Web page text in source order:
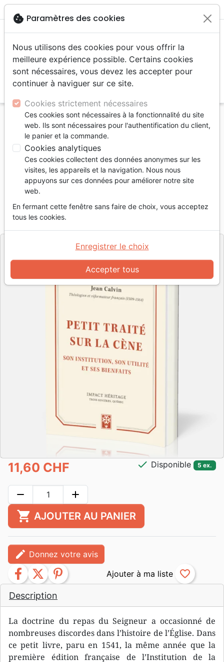
menu
Accueil Livres Eglise
Service
Petit traité sur la Cène - Son institution, son utilité
et ses bienfaits
Petit traité sur la Cène
Son institution, son utilité et ses bienfaits
Auteur :
RéférencePC7329 EAN9782924773291
Impact Héritage
Description
La doctrine du repas du Seigneur a occasionné de
nombreuses discordes dans l’histoire de l’Église. Dans
ce petit livre, paru en 1541, la même année que la
première édition française de l’Institution de la
11,60 CHF check Disponible 5 ex.
remove add
shopping_cart AJOUTER AU PANIER
edit Donnez votre avis
facebook twitter pinterest favorite_border
cookie Paramètres des cookies
Nous utilisons des cookies pour vous offrir la
meilleure expérience possible. Certains cookies
sont nécessaires, vous devez les accepter pour
continuer à naviguer sur ce site.
Cookies strictement nécessaires
Ces cookies sont nécessaires à la fonctionnalité du site
web. Ils sont nécessaires pour l'authentification du client,
le panier et la commande.
Cookies analytiques
Ces cookies collectent des données anonymes sur les
visites, les appareils et la navigation. Nous nous
appuyons sur ces données pour améliorer notre site
web.
En fermant cette fenêtre sans faire de choix, vous acceptez
tous les cookies.
Accepter tous
Enregistrer le choix